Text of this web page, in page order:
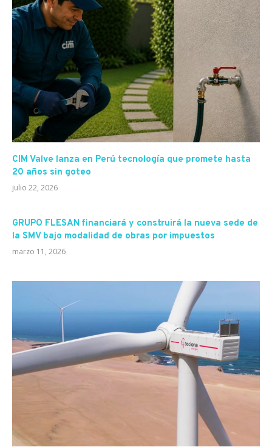
CIM Valve lanza en Perú tecnología que promete hasta
20 años sin goteo
julio 22, 2026
GRUPO FLESAN financiará y construirá la nueva sede de
la SMV bajo modalidad de obras por impuestos
marzo 11, 2026